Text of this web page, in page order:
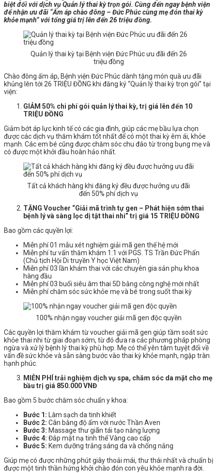
biệt đối với dịch vụ Quản lý thai kỳ trọn gói. Cùng đến ngay bệnh viện
để nhận ưu đãi “Ấm áp chào đông – Đức Phúc cùng mẹ đón thai kỳ
khỏe mạnh” với tổng giá trị lên đến 26 triệu đồng.
Quản lý thai kỳ tại Bệnh viện Đức Phúc ưu đãi đến 26
triệu đồng
Chào đông ấm áp, Bệnh viện Đức Phúc dành tặng món quà ưu đãi
khủng lên tới 26 TRIỆU ĐỒNG khi đăng ký “Quản lý thai kỳ trọn gói” tại
viện:
GIẢM 50% chi phí gói quản lý thai kỳ, trị giá lên đến 10
TRIỆU ĐỒNG
Giảm bớt áp lực kinh tế có các gia đình, giúp các mẹ bầu lựa chọn
được các dịch vụ thăm khám tốt nhất để có một thai kỳ êm ái, khỏe
mạnh. Các em bé cũng được chăm sóc chu đáo từ trong bụng mẹ và
có được một khởi đầu hoàn hảo nhất.
Tất cả khách hàng khi đăng ký đều được hưởng ưu đãi
đến 50% phí dịch vụ
TẶNG Voucher “Giải mã trình tự gen – Phát hiện sớm thai
bệnh lý và sàng lọc dị tật thai nhi” trị giá 15 TRIỆU ĐỒNG
Bao gồm các quyền lợi:
Miễn phí 01 mẫu xét nghiệm giải mã gen thế hệ mới
Miễn phí tư vấn thăm khám 1:1 với PGS. TS Trần Đức Phấn
(Chủ tịch Hội Di truyền Y học Việt Nam)
Miễn phí 03 lần khám thai với các chuyên gia sản phụ khoa
hàng đầu
Miễn phí 03 buổi siêu âm thai 5D bằng công nghệ mới nhất
Miễn phí chăm sóc sức khỏe mẹ và bé trong suốt thai kỳ
100% nhận ngay voucher giải mã gen độc quyền
Các quyền lợi thăm khám từ voucher giải mã gen giúp tầm soát sức
khỏe thai nhi từ giai đoạn sớm, từ đó đưa ra các phương pháp phòng
ngừa và xử lý bệnh lý thai kỳ phù hợp. Mẹ có thể yên tâm tuyệt đối về
vấn đề sức khỏe và sẵn sàng bước vào thai kỳ khỏe mạnh, ngập tràn
hạnh phúc.
MIỄN PHÍ trải nghiệm dịch vụ spa, chăm sóc da mặt cho mẹ
bầu trị giá 850.000 VNĐ
Bao gồm 5 bước chăm sóc chuẩn y khoa:
Bước 1:
Làm sạch da tinh khiết
Bước 2: Cân bằng độ ẩm với nước Thần Aven
Bước 3: Massage thư giãn tái tạo năng lượng
Bước 4: Đắp mặt nạ tinh thể Vàng cao cấp
Bước 5: Kem dưỡng trắng sáng da và chống nắng
Giúp mẹ có được những phút giây thoải mái, thư thái nhất và chuẩn bị
được một tinh thần hứng khởi chào đón con yêu khỏe mạnh ra đời.